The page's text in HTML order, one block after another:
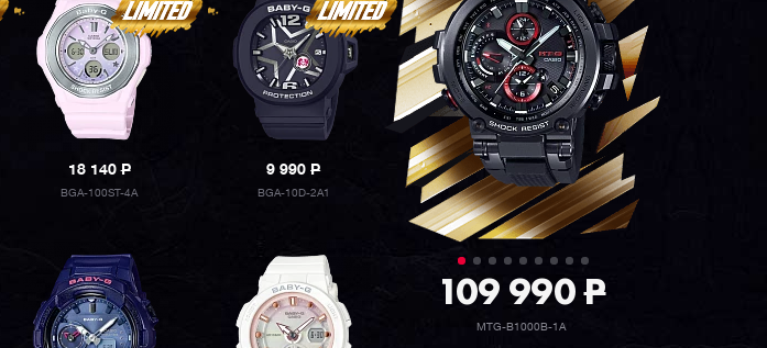
18 140P
BGA-100ST-4A
9 990P
BGA-10D-2A1
109 990P
MTG-B1000B-1A